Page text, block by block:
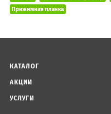
Прижимная планка
КАТАЛОГ
АКЦИИ
УСЛУГИ